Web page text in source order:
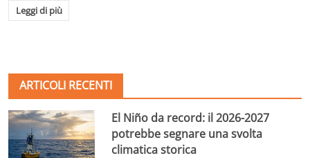
Leggi di più
ARTICOLI RECENTI
El Niño da record: il 2026-2027
potrebbe segnare una svolta
climatica storica